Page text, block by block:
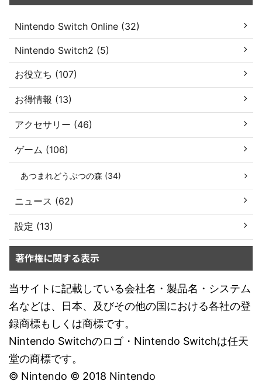
Nintendo Switch Online (32)
Nintendo Switch2 (5)
お役立ち (107)
お得情報 (13)
アクセサリー (46)
ゲーム (106)
あつまれどうぶつの森 (34)
ニュース (62)
設定 (13)
著作権に関する表示
当サイトに記載している会社名・製品名・システム
名などは、日本、及びその他の国における各社の登
録商標もしくは商標です。
Nintendo Switchのロゴ・Nintendo Switchは任天
堂の商標です。
© Nintendo © 2018 Nintendo